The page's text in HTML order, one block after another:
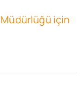
için